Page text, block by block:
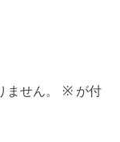
せん。 ※が付